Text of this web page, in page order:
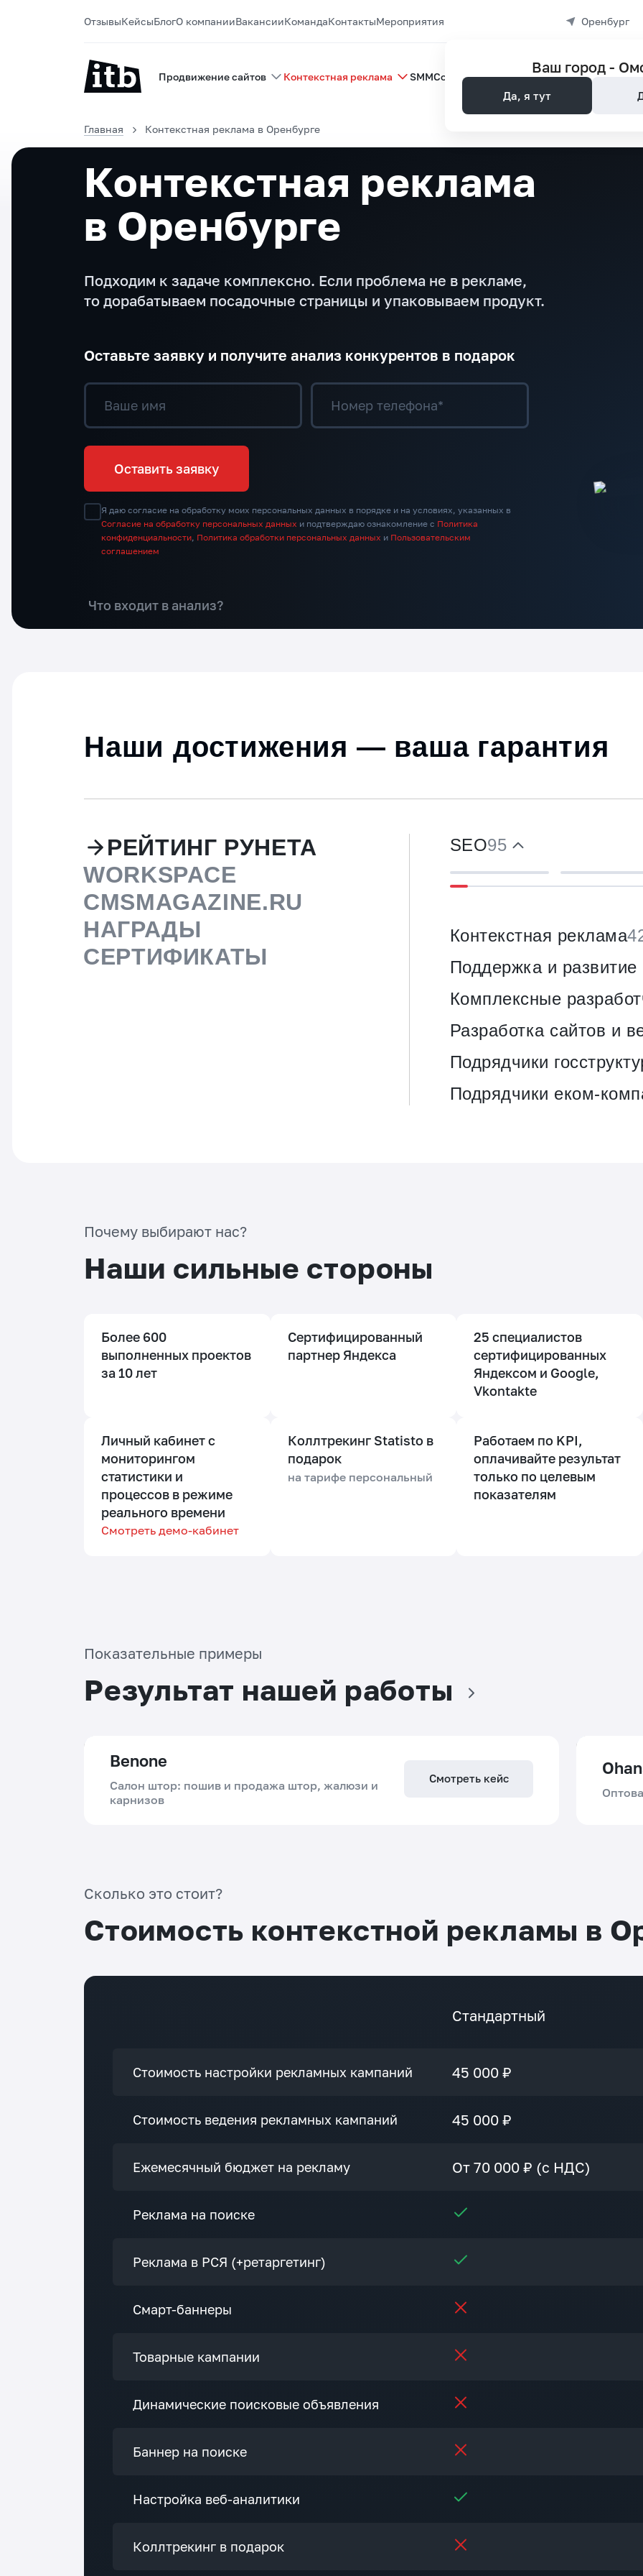
ОтзывыКейсыБлогО компанииВакансииКомандаКонтактыМероприятия Оренбург
Продвижение сайтов Контекстная реклама SMMСоздание сайтов Управление
Главная Контекстная реклама в Оренбурге
Контекстная реклама
в Оренбурге
Подходим к задаче комплексно. Если проблема не в рекламе,
то дорабатываем посадочные страницы и упаковываем продукт.
Оставьте заявку и получите анализ конкурентов в подарок
Ваше имя Номер телефона*
Оставить заявку
Я даю согласие на обработку моих персональных данных в порядке и на условиях, указанных в
Согласие на обработку персональных данных и подтверждаю ознакомление с Политика
конфиденциальности, Политика обработки персональных данных и Пользовательским
соглашением
Что входит в анализ?
Наши достижения — ваша гарантия
РЕЙТИНГ РУНЕТА
WORKSPACE
CMSMAGAZINE.RU
НАГРАДЫ
СЕРТИФИКАТЫ
SEO95
Контекстная реклама
Поддержка и развитие
Комплексные
Разработка сайтов и
Подрядчики
Подрядчики еком-
Почему выбирают нас?
Наши сильные стороны
Более 600
выполненных проектов
за 10 лет
Сертифицированный
партнер Яндекса
25 специалистов
cертифицированных
Яндексом и Google,
Vkontakte
Личный кабинет с
мониторингом
статистики и
процессов в режиме
реального времени
Смотреть демо-кабинет
Коллтрекинг Statisto в
подарок
на тарифе персональный
Работаем по KPI,
оплачивайте результат
только по целевым
показателям
Показательные примеры
Результат нашей работы
Benone
Салон штор: пошив и продажа штор, жалюзи и
карнизов
Смотреть кейс
позиции после неудачного опыта с
доступа к админке
Сколько это стоит?
Стоимость контекстной рекламы в
Стандартный
Стоимость настройки рекламных кампаний 45 000 ₽
Стоимость ведения рекламных кампаний 45 000 ₽
Ежемесячный бюджет на рекламу От 70 000 ₽ (с НДС)
Реклама на поиске
Реклама в РСЯ (+ретаргетинг)
Смарт-баннеры
Товарные кампании
Динамические поисковые объявления
Баннер на поиске
Настройка веб-аналитики
Коллтрекинг в подарок
Ваш город -
Да, я тут